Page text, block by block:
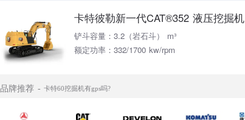
卡特彼勒新一代CAT®352 液压挖掘机
铲斗容量：3.2（岩石斗） m³
额定功率：332/1700 kw/rpm
品牌推荐 卡特60挖掘机有gps吗?